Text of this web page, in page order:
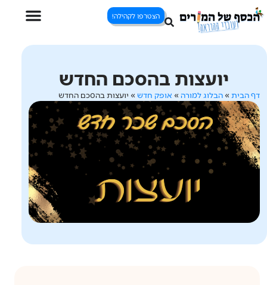
הצטרפו לקהילה!
יועצות בהסכם החדש
דף הבית » הבלוג למורה » אופק חדש » יועצות בהסכם החדש